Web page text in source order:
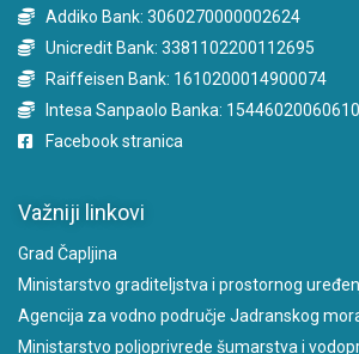
Addiko Bank: 3060270000002624
Unicredit Bank: 3381102200112695
Raiffeisen Bank: 1610200014900074
Intesa Sanpaolo Banka:
Facebook stranica
Važniji linkovi
Grad Čapljina
Ministarstvo graditeljstva i prostornog
Agencija za vodno područje Jadranskog
Ministarstvo poljoprivrede šumarstva i